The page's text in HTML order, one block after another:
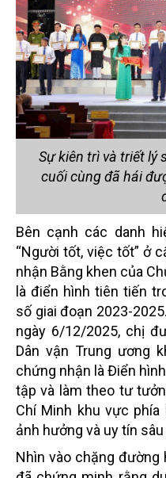
Sự kiên trì và triết lý
cuối cùng đã hái
Bên cạnh các danh
“Người tốt, việc tốt” ở
nhận Bằng khen của
là điển hình tiên tiến
số giai đoạn 2023-
ngày 6/12/2025, chị
Dân vận Trung ương
chứng nhận là Điển
tập và làm theo tư
Chí Minh khu vực
ảnh hưởng và uy tín
Nhìn vào chặng đường